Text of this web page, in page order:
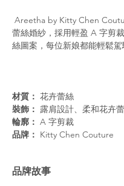
Areetha by Kitty Chen
蕾絲婚紗，採用輕盈 A 字剪
絲圖案，每位新娘都能輕鬆駕
材質： 花卉蕾絲
裝飾： 露肩設計、柔和花卉
輪廓： A 字剪裁
品牌： Kitty Chen Couture
品牌故事